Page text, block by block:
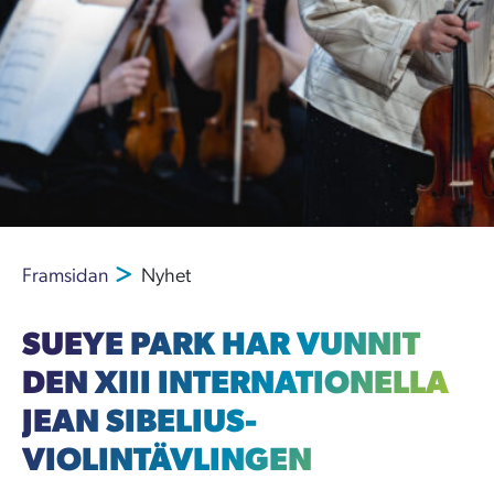
Framsidan Nyhet
SUEYE PARK HAR VUNNIT
DEN XIII INTERNATIONELLA
JEAN SIBELIUS-
VIOLINTÄVLINGEN